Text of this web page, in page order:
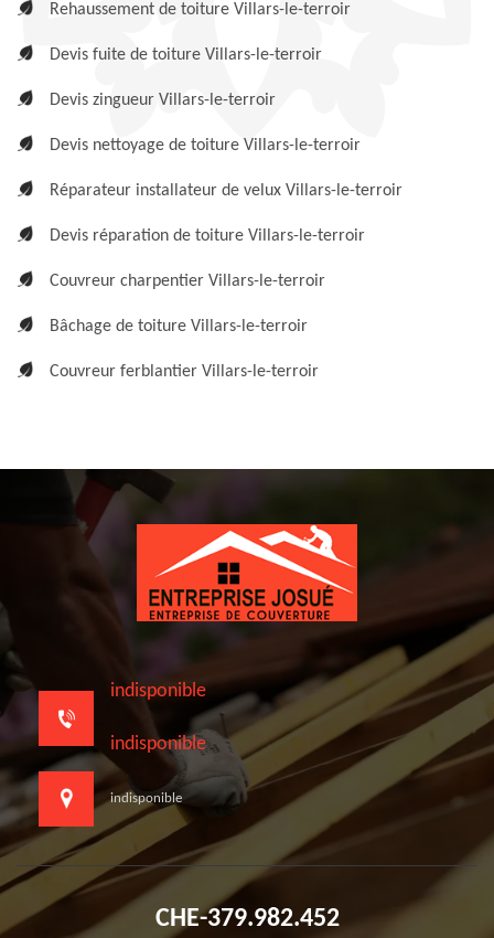
Rehaussement de toiture Villars-le-terroir
Devis fuite de toiture Villars-le-terroir
Devis zingueur Villars-le-terroir
Devis nettoyage de toiture Villars-le-terroir
Réparateur installateur de velux Villars-le-terroir
Devis réparation de toiture Villars-le-terroir
Couvreur charpentier Villars-le-terroir
Bâchage de toiture Villars-le-terroir
Couvreur ferblantier Villars-le-terroir
indisponible
indisponible
indisponible
CHE-379.982.452